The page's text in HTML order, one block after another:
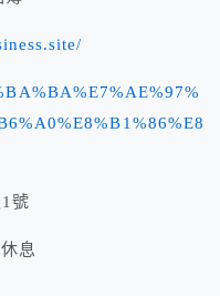
號
息